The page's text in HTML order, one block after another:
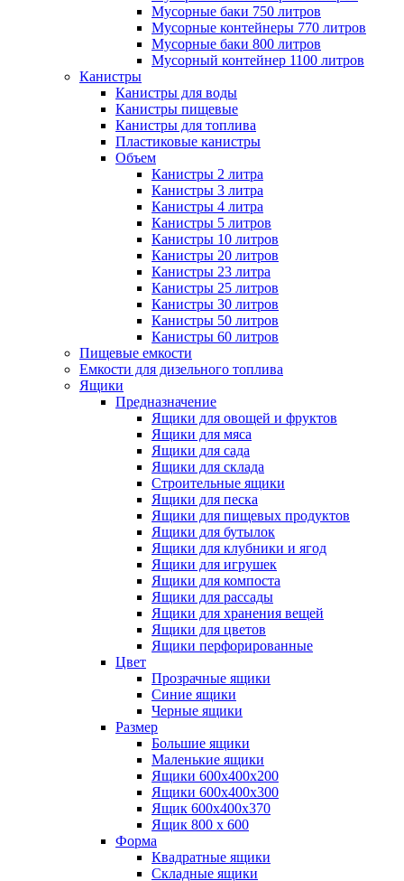
Мусорные баки 750 литров
Мусорные контейнеры 770 литров
Мусорные баки 800 литров
Мусорный контейнер 1100 литров
Канистры
Канистры для воды
Канистры пищевые
Канистры для топлива
Пластиковые канистры
Объем
Канистры 2 литра
Канистры 3 литра
Канистры 4 литра
Канистры 5 литров
Канистры 10 литров
Канистры 20 литров
Канистры 23 литра
Канистры 25 литров
Канистры 30 литров
Канистры 50 литров
Канистры 60 литров
Пищевые емкости
Емкости для дизельного топлива
Ящики
Предназначение
Ящики для овощей и фруктов
Ящики для мяса
Ящики для сада
Ящики для склада
Строительные ящики
Ящики для песка
Ящики для пищевых продуктов
Ящики для бутылок
Ящики для клубники и ягод
Ящики для игрушек
Ящики для компоста
Ящики для рассады
Ящики для хранения вещей
Ящики для цветов
Ящики перфорированные
Цвет
Прозрачные ящики
Синие ящики
Черные ящики
Размер
Большие ящики
Маленькие ящики
Ящики 600х400х200
Ящики 600х400х300
Ящик 600х400х370
Ящик 800 х 600
Форма
Квадратные ящики
Складные ящики